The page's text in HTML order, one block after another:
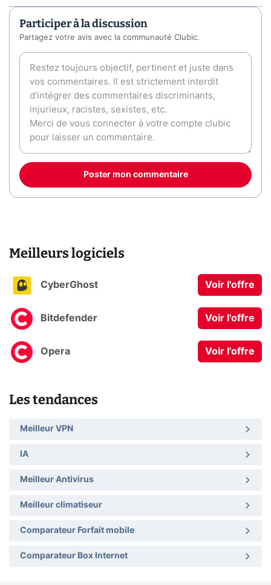
Participer à la discussion
Partagez votre avis avec la communauté Clubic.
Poster mon commentaire
Meilleurs logiciels
CyberGhost Voir l'offre
Bitdefender Voir l'offre
Opera Voir l'offre
Les tendances
Meilleur VPN
IA
Meilleur Antivirus
Meilleur climatiseur
Comparateur Forfait mobile
Comparateur Box Internet